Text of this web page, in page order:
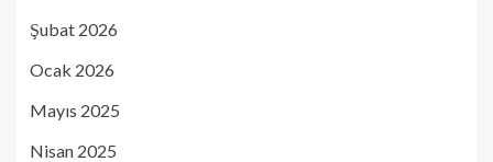
Şubat 2026
Ocak 2026
Mayıs 2025
Nisan 2025